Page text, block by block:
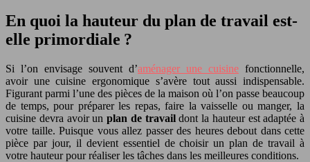
En quoi la hauteur du plan de travail est-
elle primordiale ?
Si l’on envisage souvent d’aménager une cuisine fonctionnelle,
avoir une cuisine ergonomique s’avère tout aussi indispensable.
Figurant parmi l’une des pièces de la maison où l’on passe beaucoup
de temps, pour préparer les repas, faire la vaisselle ou manger, la
cuisine devra avoir un plan de travaildont la hauteur est adaptée à
votre taille. Puisque vous allez passer des heures debout dans cette
pièce par jour, il devient essentiel de choisir un plan de travail à
votre hauteur pour réaliser les tâches dans les meilleures conditions.